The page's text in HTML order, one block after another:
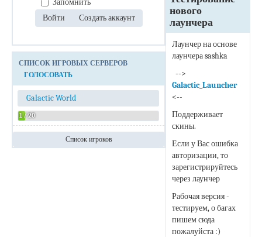
Запомнить
СПИСОК ИГРОВЫХ СЕРВЕРОВ
ГОЛОСОВАТЬ
Galactic World
1 / 20
Список игроков
нового
лаунчера
Лаунчер на основе
лаунчера sashka
-->
Galactic_Launcher
<--
Поддерживает
скины.
Если у Вас ошибка
авторизации, то
зарегистрируйтесь
через лаунчер
Рабочая версия -
тестируем, о багах
пишем сюда
пожалуйста :)